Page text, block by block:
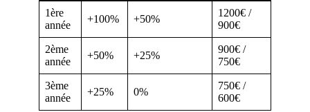
1ère
année
+100% +50%
1200€ /
900€
2ème
année
+50% +25%
900€ /
750€
3ème
année
+25% 0%
750€ /
600€